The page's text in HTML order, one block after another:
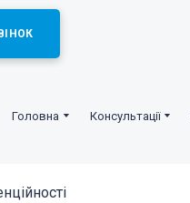
Головна Консультації